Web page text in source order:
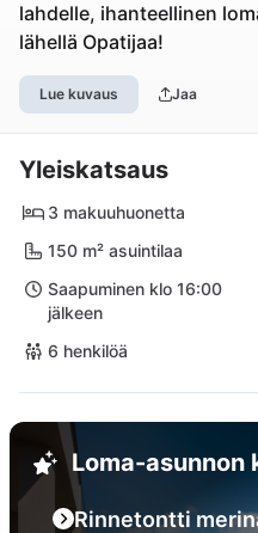
lahdelle, ihanteellinen
lähellä Opatijaa!
Lue kuvaus Jaa
Yleiskatsaus
3 makuuhuonetta
150 m² asuintilaa
Saapuminen klo 16:00
jälkeen
6 henkilöä
Loma-asunnon
Rinnetontti